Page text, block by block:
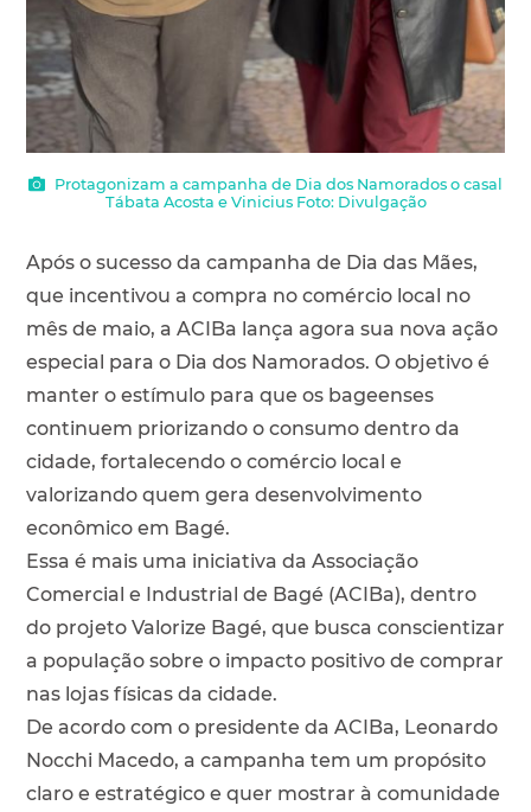
Protagonizam a campanha de Dia dos Namorados o casal
Tábata Acosta e Vinicius Foto: Divulgação
Após o sucesso da campanha de Dia das Mães,
que incentivou a compra no comércio local no
mês de maio, a ACIBa lança agora sua nova ação
especial para o Dia dos Namorados. O objetivo é
manter o estímulo para que os bageenses
continuem priorizando o consumo dentro da
cidade, fortalecendo o comércio local e
valorizando quem gera desenvolvimento
econômico em Bagé.
Essa é mais uma iniciativa da Associação
Comercial e Industrial de Bagé (ACIBa), dentro
do projeto Valorize Bagé, que busca conscientizar
a população sobre o impacto positivo de comprar
nas lojas físicas da cidade.
De acordo com o presidente da ACIBa, Leonardo
Nocchi Macedo, a campanha tem um propósito
claro e estratégico e quer mostrar à comunidade